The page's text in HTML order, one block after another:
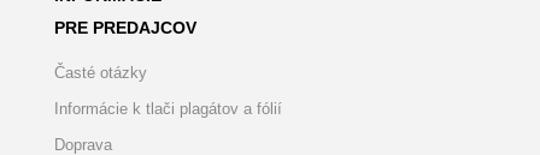
PRE PREDAJCOV
Časté otázky
Informácie k tlači plagátov a fólií
Doprava